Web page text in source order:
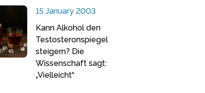
15 January 2003
Kann Alkohol den
Testosteronspiegel
steigern? Die
Wissenschaft sagt:
„Vielleicht“